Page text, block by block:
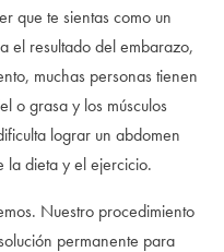
que te sientas como un
el resultado del embarazo,
muchas personas tienen
o grasa y los músculos
lograr un abdomen
la dieta y el ejercicio.
Nuestro procedimiento
permanente para